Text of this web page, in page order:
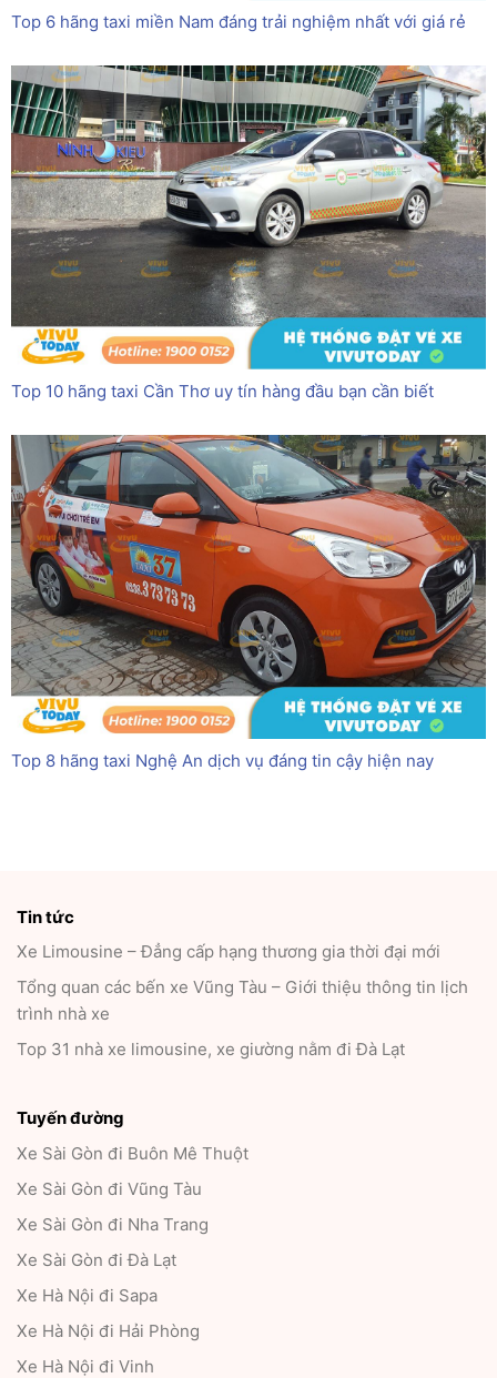
Top 6 hãng taxi miền Nam đáng trải nghiệm nhất với giá rẻ
Top 10 hãng taxi Cần Thơ uy tín hàng đầu bạn cần biết
Top 8 hãng taxi Nghệ An dịch vụ đáng tin cậy hiện nay
Tin tức
Xe Limousine – Đẳng cấp hạng thương gia thời đại mới
Tổng quan các bến xe Vũng Tàu – Giới thiệu thông tin lịch
trình nhà xe
Top 31 nhà xe limousine, xe giường nằm đi Đà Lạt
Tuyến đường
Xe Sài Gòn đi Buôn Mê Thuột
Xe Sài Gòn đi Vũng Tàu
Xe Sài Gòn đi Nha Trang
Xe Sài Gòn đi Đà Lạt
Xe Hà Nội đi Sapa
Xe Hà Nội đi Hải Phòng
Xe Hà Nội đi Vinh